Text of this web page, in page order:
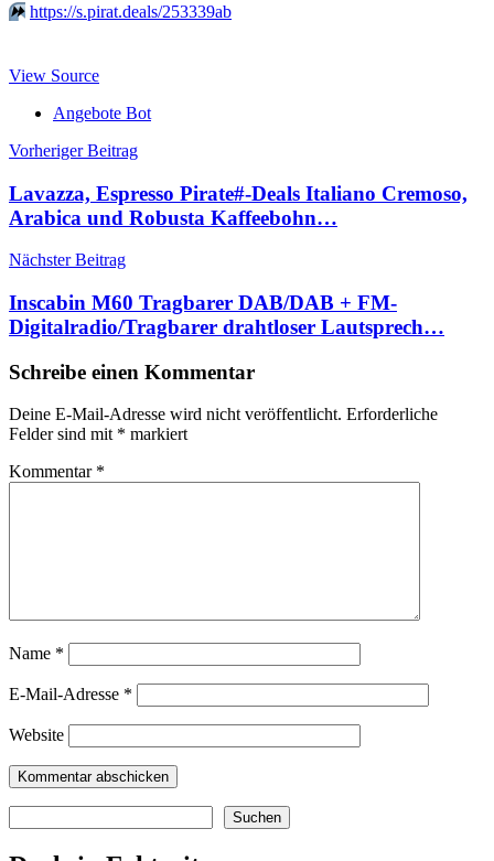
⏩️ https://s.pirat.deals/253339ab
View Source
Angebote Bot
Beitragsnavigation
Vorheriger Beitrag
Lavazza, Espresso Pirate#-Deals Italiano Cremoso,
Arabica und Robusta Kaffeebohn…
Nächster Beitrag
Inscabin M60 Tragbarer DAB/DAB + FM-
Digitalradio/Tragbarer drahtloser Lautsprech…
Schreibe einen Kommentar
Deine E-Mail-Adresse wird nicht veröffentlicht. Erforderliche
Felder sind mit * markiert
Kommentar *
Name *
E-Mail-Adresse *
Website
Suchen